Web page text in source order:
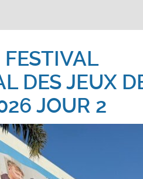
DES JEUX
JOUR 2